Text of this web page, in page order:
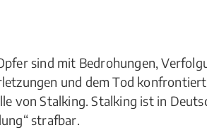
sind mit Bedrohungen,
und dem Tod
von Stalking. Stalking ist in
strafbar.